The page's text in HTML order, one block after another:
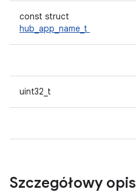
const struct
hub_app_name_t
uint32_t
Szczegółowy opis